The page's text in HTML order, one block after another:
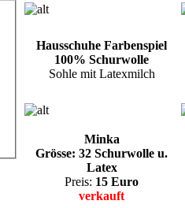
Hausschuhe Farbenspiel
100% Schurwolle
Sohle mit Latexmilch
Minka
Grösse: 32 Schurwolle u.
Latex
Preis: 15 Euro
verkauft